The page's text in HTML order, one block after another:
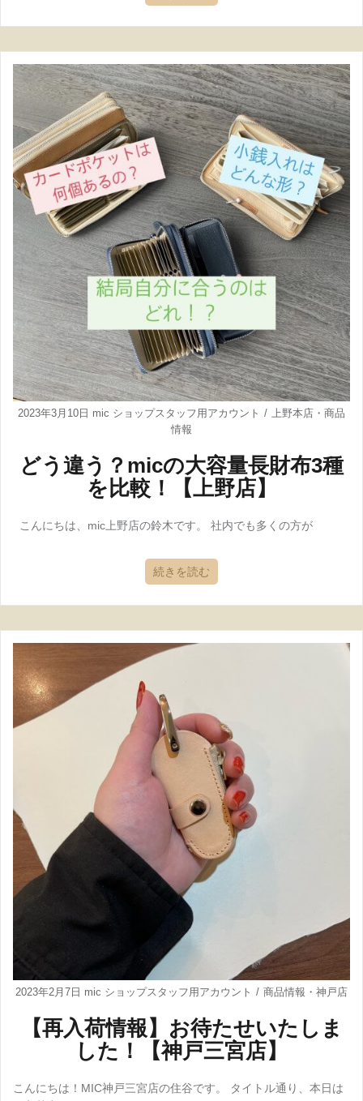
2023年3月10日 mic ショップスタッフ用アカウント 上野本店 ・ 商品
情報
どう違う？micの大容量長財布3種
を比較！【上野店】
こんにちは、mic上野店の鈴木です。 社内でも多くの方が
続きを読む
2023年2月7日 mic ショップスタッフ用アカウント 商品情報 ・ 神戸店
【再入荷情報】お待たせいたしま
した！【神戸三宮店】
こんにちは！MIC神戸三宮店の住谷です。 タイトル通り、本日は